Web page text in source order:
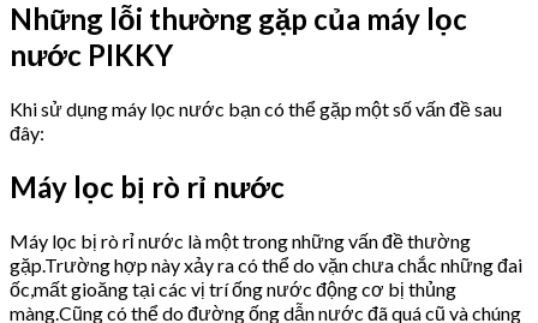
Những lỗi thường gặp của máy lọc
nước PIKKY
Khi sử dụng máy lọc nước bạn có thể gặp một số vấn đề sau
đây:
Máy lọc bị rò rỉ nước
Máy lọc bị rò rỉ nước là một trong những vấn đề thường
gặp.Trường hợp này xảy ra có thể do vặn chưa chắc những đai
ốc,mất gioăng tại các vị trí ống nước động cơ bị thủng
màng.Cũng có thể do đường ống dẫn nước đã quá cũ và chúng